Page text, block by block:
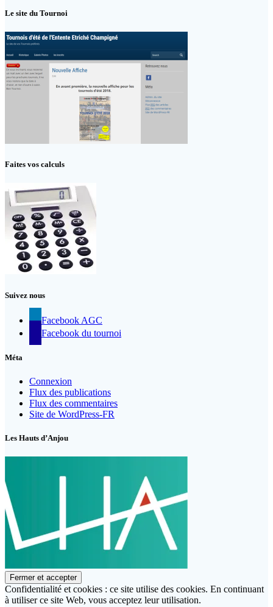
Le site du Tournoi
Faites vos calculs
Suivez nous
Facebook AGC
Facebook du tournoi
Méta
Connexion
Flux des publications
Flux des commentaires
Site de WordPress-FR
Les Hauts d’Anjou
Confidentialité et cookies : ce site utilise des cookies. En continuant
à utiliser ce site Web, vous acceptez leur utilisation.